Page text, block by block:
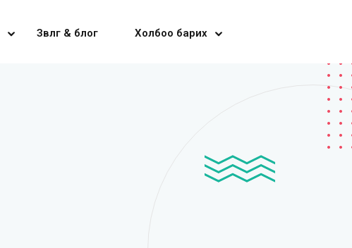
Зөвлөгөө & блог Холбоо барих